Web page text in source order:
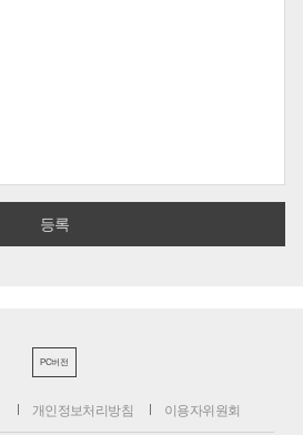
PC버전
개인정보처리방침 이용자위원회